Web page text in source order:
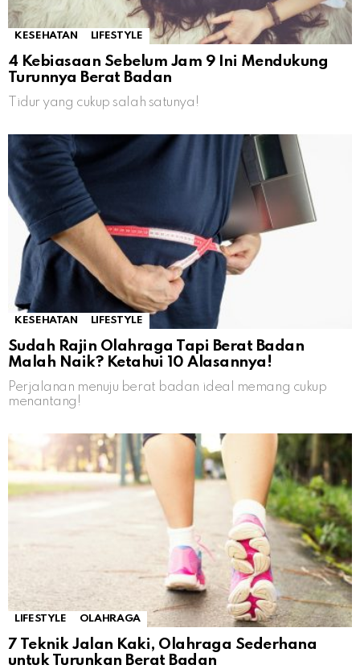
KESEHATAN LIFESTYLE
4 Kebiasaan Sebelum Jam 9 Ini Mendukung
Turunnya Berat Badan
Tidur yang cukup salah satunya!
KESEHATAN LIFESTYLE
Sudah Rajin Olahraga Tapi Berat Badan
Malah Naik? Ketahui 10 Alasannya!
Perjalanan menuju berat badan ideal memang cukup
menantang!
LIFESTYLE OLAHRAGA
7 Teknik Jalan Kaki, Olahraga Sederhana
untuk Turunkan Berat Badan